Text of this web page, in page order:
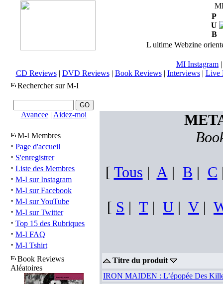
P
U
B
L ultime Webzine
MI Instagram
CD Reviews| DVD Reviews| Book Reviews| Interviews| Live
Rechercher sur M-I
Avancee| Aidez-moi
M-I Membres
· Page d'accueil
· S'enregistrer
· Liste des Membres
· M-I sur Instagram
· M-I sur Facebook
· M-I sur YouTube
· M-I sur Twitter
· Top 15 des Rubriques
· M-I FAQ
· M-I Tshirt
Book Reviews
Aléatoires
[ Tous | A| B | C
[ S | T | U | V |
Titre du produit
IRON MAIDEN : L’épopée Des